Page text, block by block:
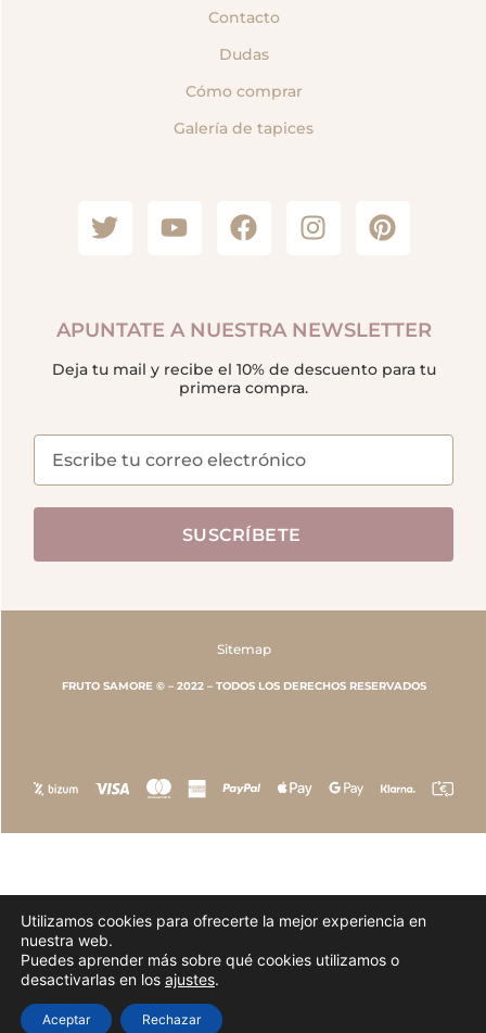
Contacto
Dudas
Cómo comprar
Galería de tapices
APUNTATE A NUESTRA NEWSLETTER
Deja tu mail y recibe el 10% de descuento para tu
primera compra.
SUSCRÍBETE
Sitemap
FRUTO SAMORE © – 2022 – TODOS LOS DERECHOS RESERVADOS
Utilizamos cookies para ofrecerte la mejor experiencia en
nuestra web.
Puedes aprender más sobre qué cookies utilizamos o
desactivarlas en los ajustes.
Aceptar Rechazar
💬 ¿Necesitas ayuda?